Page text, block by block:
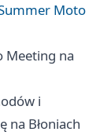
Moto
Meeting na
i
na Błoniach